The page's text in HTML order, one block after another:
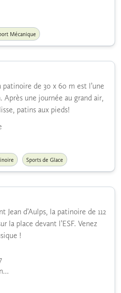
Mécanique
patinoire de 30 x 60 m est l’une
Après une journée au grand air,
patins aux pieds!
Sports de Glace
d’Aulps, la patinoire de 112
la place devant l’ESF. Venez
!